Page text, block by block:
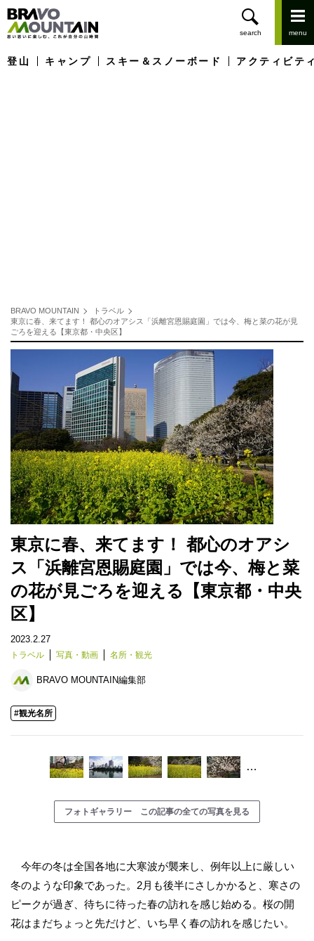
登山 キャンプ スキー＆スノーボード アクティビテ
BRAVO MOUNTAIN
トラベル
東京に春、来てます！ 都心のオアシス「浜離宮恩賜庭園」では今、梅と菜の花が見
ごろを迎える【東京都・中央区】
東京に春、来てます！ 都心のオアシ
ス「浜離宮恩賜庭園」では今、梅と菜
の花が見ごろを迎える【東京都・中央
区】
2023.2.27
トラベル 写真・動画 名所・観光
BRAVO MOUNTAIN編集部
#観光名所
…
フォトギャラリー この記事の全ての写真を見る
今年の冬は全国各地に大寒波が襲来し、例年以上に厳しい
冬のような印象であった。2月も後半にさしかかると、寒さの
ピークが過ぎ、待ちに待った春の訪れを感じ始める。桜の開
花はまだちょっと先だけど、いち早く春の訪れを感じたい。